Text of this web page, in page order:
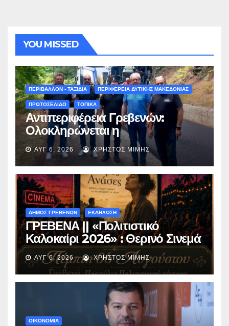
YOU MISSED
ΠΕΡΙΒΑΛΛΟΝ - ΤΑΞΙΔΙΑ ΠΕΡΙΦΕΡΕΙΑ ΔΥΤΙΚΗΣ ΜΑΚΕΔΟΝΙΑΣ
ΠΡΩΤΟΣΕΛΙΔΟ ΤΟΠΙΚΑ
Αντιπεριφέρεια Γρεβενών:
Ολοκληρώνεται η
ασφαλτόστρωση της οδού
Περιβόλι – Αβδέλλα
ΑΥΓ 6, 2026 ΧΡΉΣΤΟΣ ΜΊΜΗΣ
ΔΗΜΟΣ ΓΡΕΒΕΝΩΝ ΕΚΔΗΛΩΣΗ
ΓΡΕΒΕΝΑ || «Πολιτιστικό
Καλοκαίρι 2026» : Θερινό Σινεμά
με την βραβευμένη ταινία
«Μικρές Ανάσες».
ΑΥΓ 6, 2026 ΧΡΉΣΤΟΣ ΜΊΜΗΣ
ΟΙΚΟΝΟΜΙΑ